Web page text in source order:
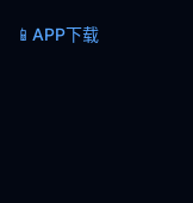
📱 APP下载